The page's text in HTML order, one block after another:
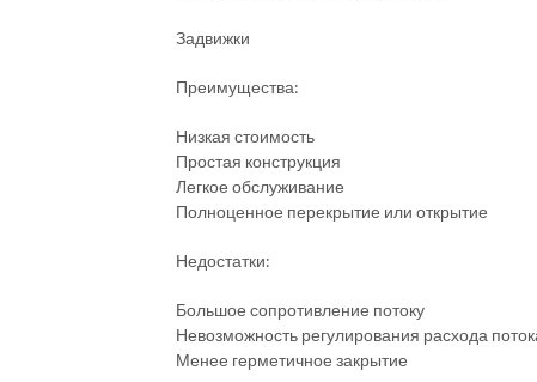
Задвижки
Преимущества:
Низкая стоимость
Простая конструкция
Легкое обслуживание
Полноценное перекрытие или открытие
Недостатки:
Большое сопротивление потоку
Невозможность регулирования расхода
Менее герметичное закрытие